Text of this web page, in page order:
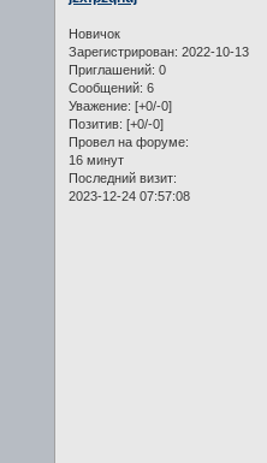
Новичок
Зарегистрирован: 2022-10-13
Приглашений: 0
Сообщений: 6
Уважение: [+0/-0]
Позитив: [+0/-0]
Провел на форуме:
16 минут
Последний визит:
2023-12-24 07:57:08